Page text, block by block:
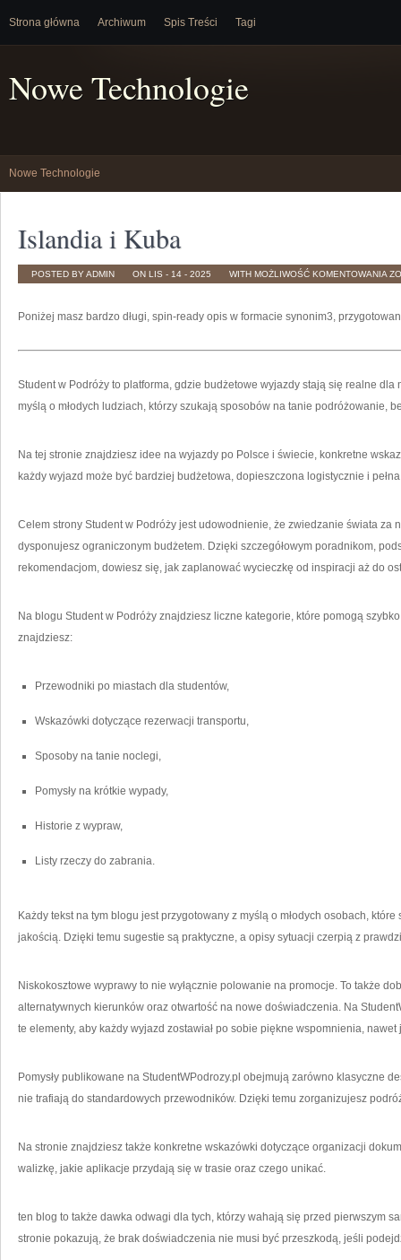
Strona główna Archiwum Spis Treści Tagi
Nowe Technologie
Nowe Technologie
Islandia i Kuba
POSTED BY ADMIN ON LIS - 14 - 2025 WITH MOŻLIWOŚĆ KOMENTOWANIA
I
Poniżej masz bardzo długi, spin-ready opis w formacie synonim3,
Student w Podróży to platforma, gdzie budżetowe wyjazdy stają się realne dla
myślą o młodych ludziach, którzy szukają sposobów na tanie podróżowanie,
Na tej stronie znajdziesz idee na wyjazdy po Polsce i świecie, konkretne
każdy wyjazd może być bardziej budżetowa, dopieszczona logistycznie i
Celem strony Student w Podróży jest udowodnienie, że zwiedzanie świata za
dysponujesz ograniczonym budżetem. Dzięki szczegółowym poradnikom,
rekomendacjom, dowiesz się, jak zaplanować wycieczkę od inspiracji aż do
Na blogu Student w Podróży znajdziesz liczne kategorie, które pomogą
znajdziesz:
Przewodniki po miastach dla studentów,
Wskazówki dotyczące rezerwacji transportu,
Sposoby na tanie noclegi,
Pomysły na krótkie wypady,
Historie z wypraw,
Listy rzeczy do zabrania.
Każdy tekst na tym blogu jest przygotowany z myślą o młodych osobach,
jakością. Dzięki temu sugestie są praktyczne, a opisy sytuacji czerpią z
Niskokosztowe wyprawy to nie wyłącznie polowanie na promocje. To także
alternatywnych kierunków oraz otwartość na nowe doświadczenia. Na
te elementy, aby każdy wyjazd zostawiał po sobie piękne wspomnienia, nawet
Pomysły publikowane na StudentWPodrozy.pl obejmują zarówno klasyczne
nie trafiają do standardowych przewodników. Dzięki temu zorganizujesz
Na stronie znajdziesz także konkretne wskazówki dotyczące organizacji
walizkę, jakie aplikacje przydają się w trasie oraz czego unikać.
ten blog to także dawka odwagi dla tych, którzy wahają się przed pierwszym
stronie pokazują, że brak doświadczenia nie musi być przeszkodą, jeśli